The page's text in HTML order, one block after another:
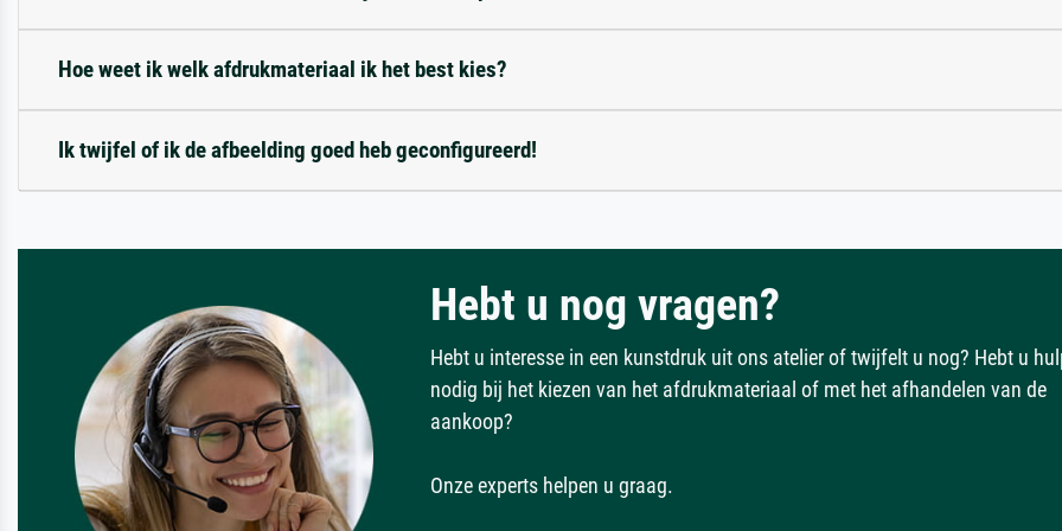
Hoe weet ik welk afdrukmateriaal ik het best kies?
Ik twijfel of ik de afbeelding goed heb geconfigureerd!
Hebt u nog vragen?
Hebt u interesse in een kunstdruk uit ons atelier of twijfelt u nog? Hebt u
nodig bij het kiezen van het afdrukmateriaal of met het afhandelen van de
aankoop?
Onze experts helpen u graag.